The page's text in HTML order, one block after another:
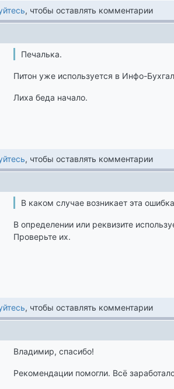
, чтобы оставлять комментарии
Печалька.
Питон уже используется в Инфо-
Лиха беда начало.
, чтобы оставлять комментарии
В каком случае возникает эта
В определении или реквизите
Проверьте их.
, чтобы оставлять комментарии
Владимир, спасибо!
Рекомендации помогли. Всё